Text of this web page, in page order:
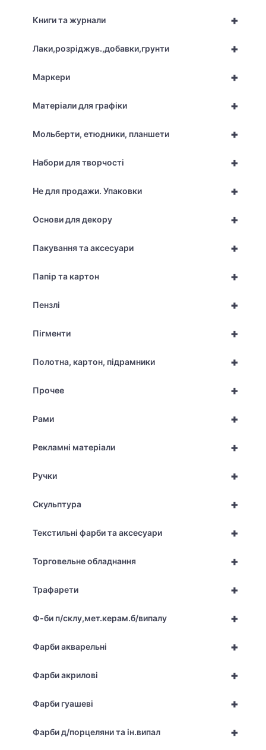
+
Книги та журнали
+
Лаки,розріджув.,добавки,грунти
+
Маркери
+
Матеріали для графіки
+
Мольберти, етюдники, планшети
+
Набори для творчості
+
Не для продажи. Упаковки
+
Основи для декору
+
Пакування та аксесуари
+
Папір та картон
+
Пензлі
+
Пігменти
+
Полотна, картон, підрамники
+
Прочее
+
Рами
+
Рекламні матеріали
+
Ручки
+
Скульптура
+
Текстильні фарби та аксесуари
+
Торговельне обладнання
+
Трафарети
+
Ф-би п/склу,мет.керам.б/випалу
+
Фарби акварельні
+
Фарби акрилові
+
Фарби гуашеві
+
Фарби д/порцеляни та ін.випал